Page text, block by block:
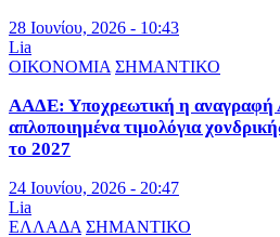
28 Ιουνίου, 2026 - 10:43
Lia
ΟΙΚΟΝΟΜΙΑ ΣΗΜΑΝΤΙΚΟ
ΑΑΔΕ: Υποχρεωτική η
απλοποιημένα τιμολόγια
το 2027
24 Ιουνίου, 2026 - 20:47
Lia
ΕΛΛΑΔΑ ΣΗΜΑΝΤΙΚΟ